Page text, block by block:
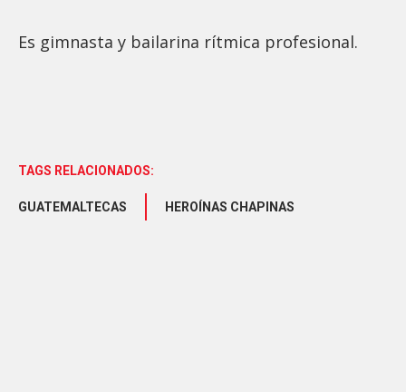
Es gimnasta y bailarina rítmica profesional.
TAGS RELACIONADOS:
GUATEMALTECAS HEROÍNAS CHAPINAS